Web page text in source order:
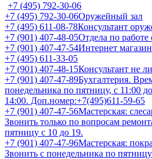
+7 (495) 792-30-06
+7 (495) 792-30-06Оружейный зал
+7 (495) 611-08-78Консультант
+7 (901) 407-48-05Отдела по
+7 (901) 407-47-54Интернет магазин
+7 (495) 611-33-05
+7 (901) 407-48-15Консультант не
+7 (901) 407-47-89Бухгалтерия.
понедельника по пятницу, с 11:00
14:00. Доп.номер:+7(495)611-59-65
+7 (901) 407-47-56Мастерская:
Звонить только по вопросам
пятницу с 10 до 19.
+7 (901) 407-47-96Мастерская:
Звонить с понедельника по